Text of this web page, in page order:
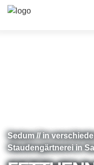
Sedum // in
Staudengärtnerei in